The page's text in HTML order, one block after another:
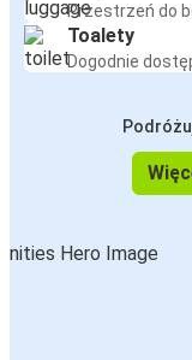
Przestrzeń do
Toalety
Dogodnie